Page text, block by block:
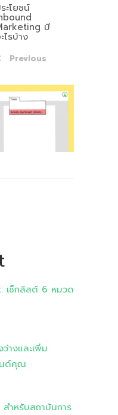
ะโยชน์
มี
ไรบ้าง
Previous
เช็กลิสต์ 6 หมวด
างและเพิ่ม
นด์คุณ
ำหรับสถาบันการ